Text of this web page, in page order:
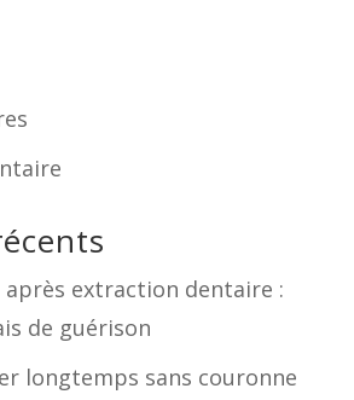
extraction dentaire :
de guérison
longtemps sans couronne